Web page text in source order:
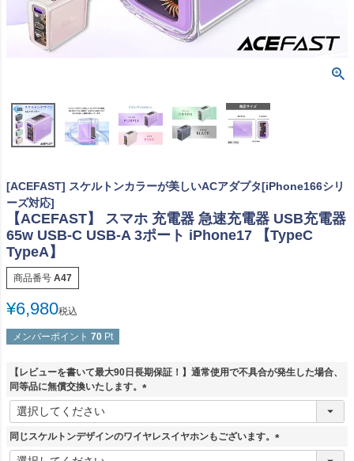
[ACEFAST] スケルトンカラーが美しいACアダプタ[iPhone166シリ
ーズ対応]
【ACEFAST】 スマホ 充電器 急速充電器 USB充電器
65w USB-C USB-A 3ポート iPhone17 【TypeC
TypeA】
商品番号 A47
¥6,980税込
メンバーポイント 70 Pt
【レビューを書いて最大90日長期保証！】通常使用で不具合が発生した場合、
同等品に無償交換いたします。
(
須
同じスケルトンデザインのワイヤレスイヤホンもございます。
(